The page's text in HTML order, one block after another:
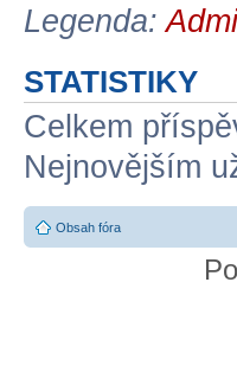
Legenda:
STATISTIKY
Celkem
Nejnovějším
Obsah fóra